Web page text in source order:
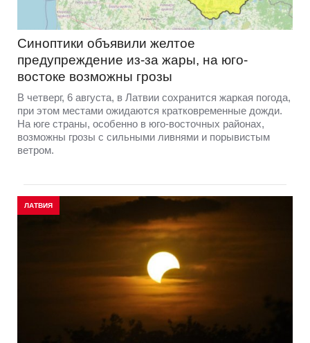
Синоптики объявили желтое
предупреждение из-за жары, на юго-
востоке возможны грозы
В четверг, 6 августа, в Латвии сохранится жаркая погода,
при этом местами ожидаются кратковременные дожди.
На юге страны, особенно в юго-восточных районах,
возможны грозы с сильными ливнями и порывистым
ветром.
ЛАТВИЯ